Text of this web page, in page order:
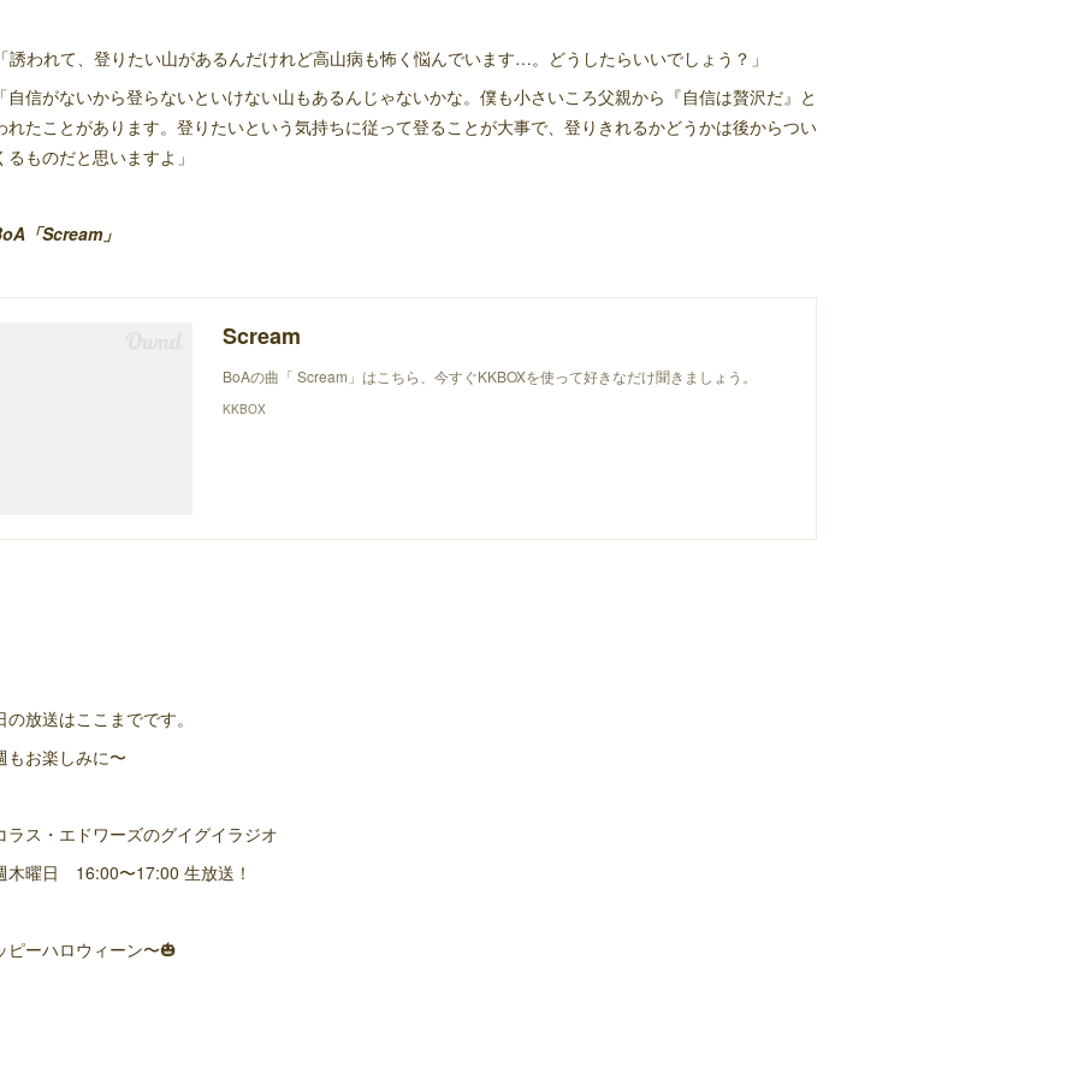
「誘われて、登りたい山があるんだけれど高山病も怖く悩んでいます…。どうしたらいいでしょう？」
「自信がないから登らないといけない山もあるんじゃないかな。僕も小さいころ父親から『自信は贅沢だ』と
れたことがあります。登りたいという気持ちに従って登ることが大事で、登りきれるかどうかは後からつい
るものだと思いますよ」
「Scream」
Scream
BoAの曲「 Scream」はこちら、今すぐKKBOXを使って好きなだけ聞きましょう。
KKBOX
の放送はここまでです。
もお楽しみに〜
ラス・エドワーズのグイグイラジオ
木曜日 16:00〜17:00 生放送！
ピーハロウィーン〜🎃